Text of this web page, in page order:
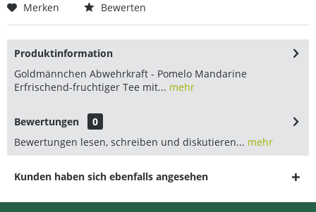
Merken Bewerten
Produktinformation
Goldmännchen Abwehrkraft - Pomelo Mandarine
Erfrischend-fruchtiger Tee mit... mehr
Bewertungen
0
Bewertungen lesen, schreiben und diskutieren... mehr
Kunden haben sich ebenfalls angesehen